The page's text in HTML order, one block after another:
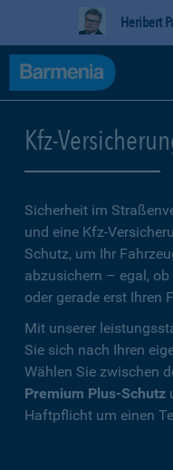
Heribert
Kfz-
Sicherheit im
und eine Kfz-
Schutz, um Ihr
abzusichern – egal,
oder gerade erst Ihren
Mit unserer
Sie sich nach Ihren
Wählen Sie zwischen
Premium Plus-Schutz
Haftpflicht um einen